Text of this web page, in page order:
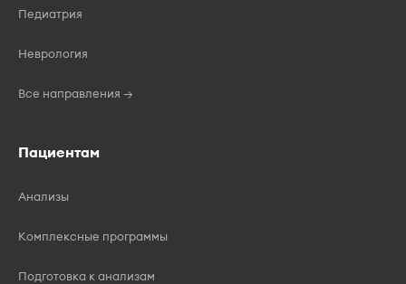
Педиатрия
Неврология
Все направления →
Пациентам
Анализы
Комплексные программы
Подготовка к анализам